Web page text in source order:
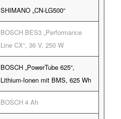
SHIMANO „CN-LG500“
BOSCH BES3 „Performance
Line CX“, 36 V, 250 W
BOSCH „PowerTube 625“,
Lithium-Ionen mit BMS, 625 Wh
BOSCH 4 Ah